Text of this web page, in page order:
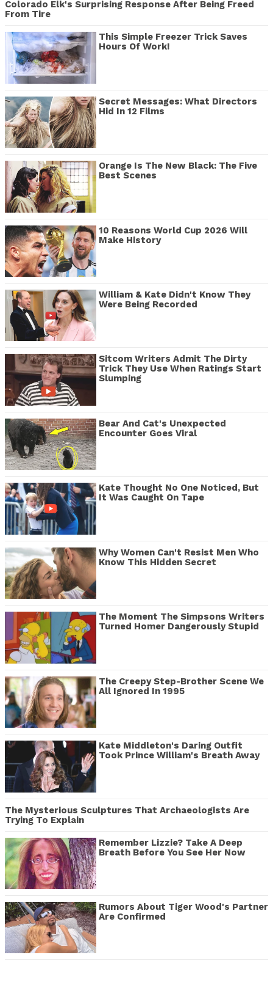
Colorado Elk's Surprising Response After Being Freed
From Tire
This Simple Freezer Trick Saves
Hours Of Work!
Secret Messages: What Directors
Hid In 12 Films
Orange Is The New Black: The Five
Best Scenes
10 Reasons World Cup 2026 Will
Make History
William & Kate Didn't Know They
Were Being Recorded
Sitcom Writers Admit The Dirty
Trick They Use When Ratings Start
Slumping
Bear And Cat's Unexpected
Encounter Goes Viral
Kate Thought No One Noticed, But
It Was Caught On Tape
Why Women Can't Resist Men Who
Know This Hidden Secret
The Moment The Simpsons Writers
Turned Homer Dangerously Stupid
The Creepy Step-Brother Scene We
All Ignored In 1995
Kate Middleton's Daring Outfit
Took Prince William's Breath Away
The Mysterious Sculptures That Archaeologists Are
Trying To Explain
Remember Lizzie? Take A Deep
Breath Before You See Her Now
Rumors About Tiger Wood's Partner
Are Confirmed